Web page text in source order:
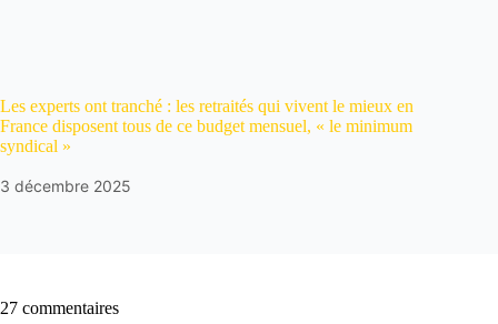
Les experts ont tranché : les retraités qui vivent le mieux en
France disposent tous de ce budget mensuel, « le minimum
syndical »
3 décembre 2025
27 commentaires